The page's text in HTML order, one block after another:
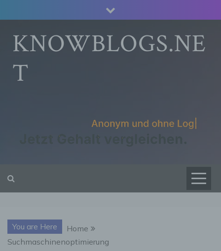
to
contentKNOWBLOGS.NE
T
You are Here
Home
Suchmaschinenoptimierung